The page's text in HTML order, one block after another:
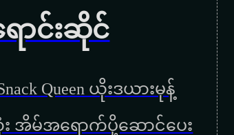
ောင်မျက်ရည်
င်ပေါ်ကိုဖိတ်ခေါ်ပါတယ်
ေစုန် မျောခဲ့သူ
ာင်းဆိုင်
Queen ယိုးဒယားမုန့်
လုံး အိမ်အရောက်ပို့ဆောင်ပေး